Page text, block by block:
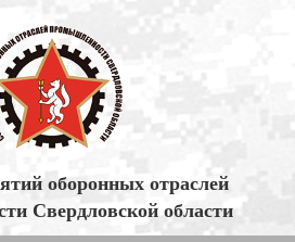
оборонных отраслей
Свердловской области